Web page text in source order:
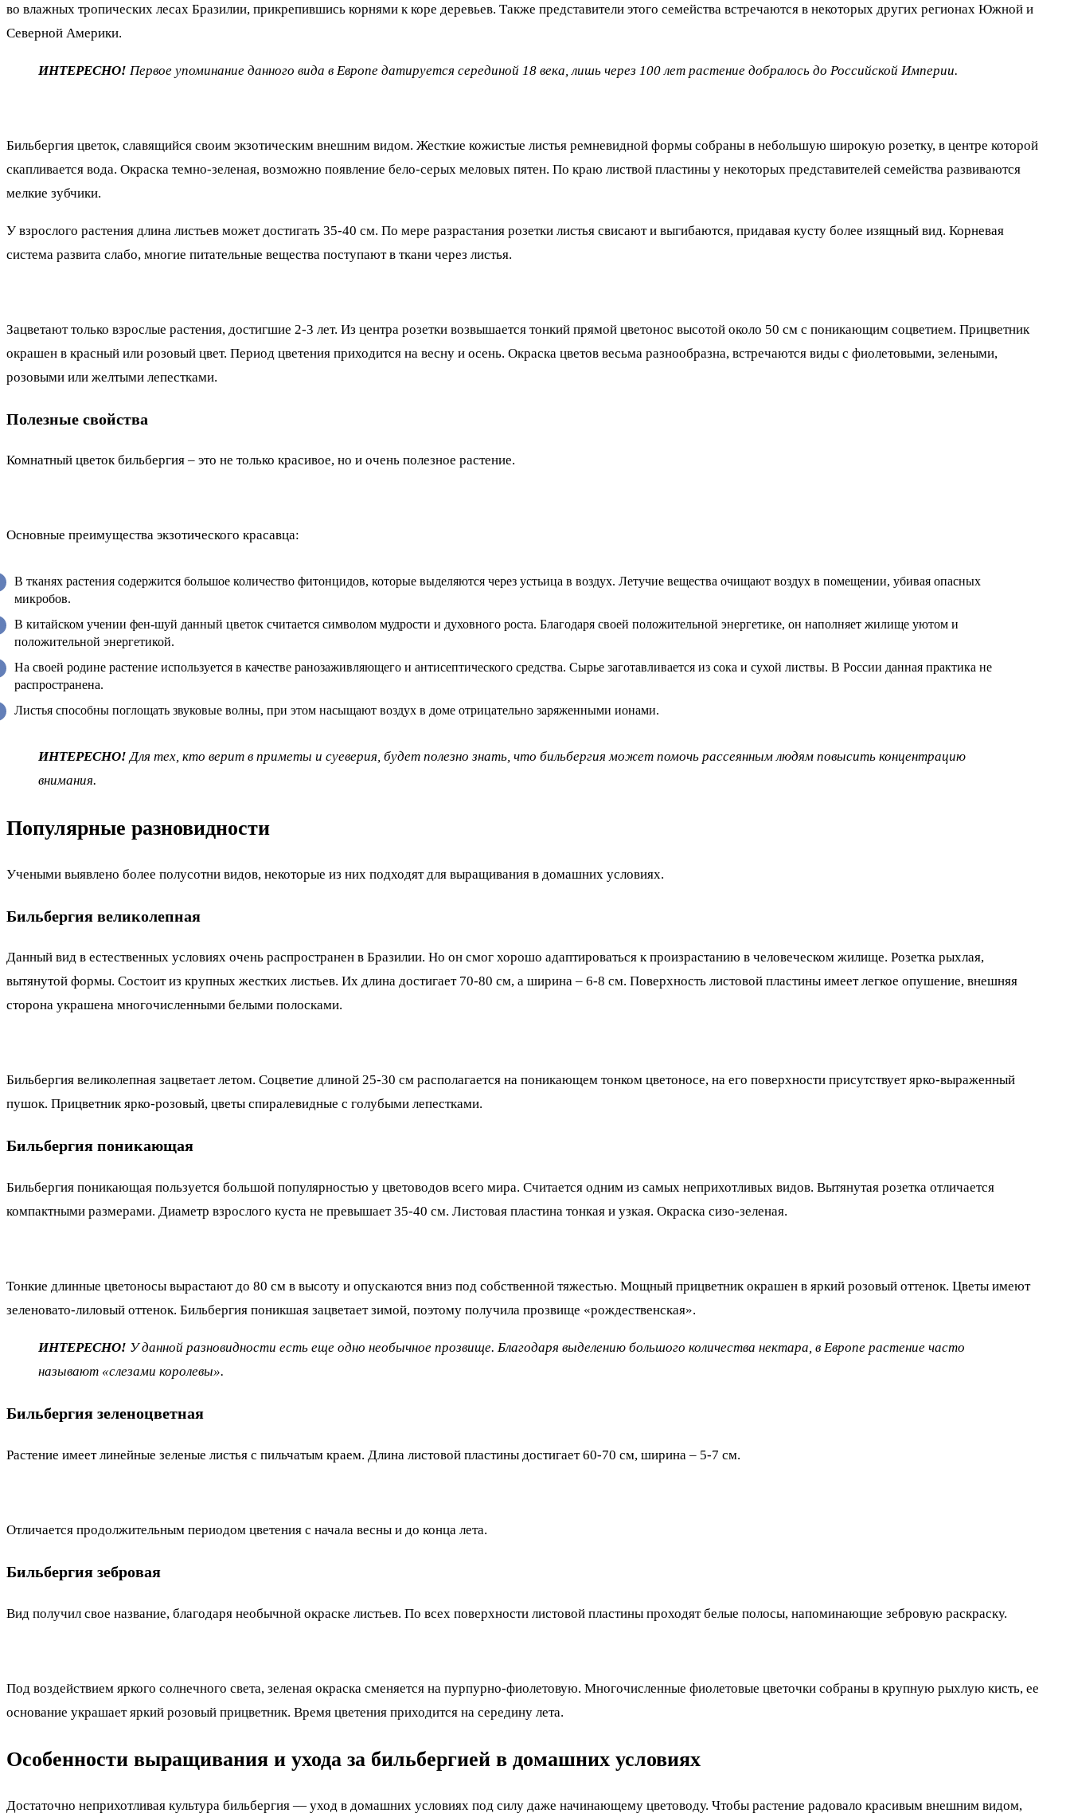
во влажных тропических лесах Бразилии, прикрепившись корнями к коре деревьев. Также представители этого семейства встречаются в некоторых других регионах Южной и
Северной Америки.
ИНТЕРЕСНО! Первое упоминание данного вида в Европе датируется серединой 18 века, лишь через 100 лет растение добралось до Российской Империи.
Бильбергия цветок, славящийся своим экзотическим внешним видом. Жесткие кожистые листья ремневидной формы собраны в небольшую широкую розетку, в центре которой
скапливается вода. Окраска темно-зеленая, возможно появление бело-серых меловых пятен. По краю листвой пластины у некоторых представителей семейства развиваются
мелкие зубчики.
У взрослого растения длина листьев может достигать 35-40 см. По мере разрастания розетки листья свисают и выгибаются, придавая кусту более изящный вид. Корневая
система развита слабо, многие питательные вещества поступают в ткани через листья.
Зацветают только взрослые растения, достигшие 2-3 лет. Из центра розетки возвышается тонкий прямой цветонос высотой около 50 см с поникающим соцветием. Прицветник
окрашен в красный или розовый цвет. Период цветения приходится на весну и осень. Окраска цветов весьма разнообразна, встречаются виды с фиолетовыми, зелеными,
розовыми или желтыми лепестками.
Полезные свойства
Комнатный цветок бильбергия – это не только красивое, но и очень полезное растение.
Основные преимущества экзотического красавца:
В тканях растения содержится большое количество фитонцидов, которые выделяются через устьица в воздух. Летучие вещества очищают воздух в помещении, убивая опасных
микробов.
В китайском учении фен-шуй данный цветок считается символом мудрости и духовного роста. Благодаря своей положительной энергетике, он наполняет жилище уютом и
положительной энергетикой.
На своей родине растение используется в качестве ранозаживляющего и антисептического средства. Сырье заготавливается из сока и сухой листвы. В России данная практика не
распространена.
Листья способны поглощать звуковые волны, при этом насыщают воздух в доме отрицательно заряженными ионами.
ИНТЕРЕСНО! Для тех, кто верит в приметы и суеверия, будет полезно знать, что бильбергия может помочь рассеянным людям повысить концентрацию
внимания.
Популярные разновидности
Учеными выявлено более полусотни видов, некоторые из них подходят для выращивания в домашних условиях.
Бильбергия великолепная
Данный вид в естественных условиях очень распространен в Бразилии. Но он смог хорошо адаптироваться к произрастанию в человеческом жилище. Розетка рыхлая,
вытянутой формы. Состоит из крупных жестких листьев. Их длина достигает 70-80 см, а ширина – 6-8 см. Поверхность листовой пластины имеет легкое опушение, внешняя
сторона украшена многочисленными белыми полосками.
Бильбергия великолепная зацветает летом. Соцветие длиной 25-30 см располагается на поникающем тонком цветоносе, на его поверхности присутствует ярко-выраженный
пушок. Прицветник ярко-розовый, цветы спиралевидные с голубыми лепестками.
Бильбергия поникающая
Бильбергия поникающая пользуется большой популярностью у цветоводов всего мира. Считается одним из самых неприхотливых видов. Вытянутая розетка отличается
компактными размерами. Диаметр взрослого куста не превышает 35-40 см. Листовая пластина тонкая и узкая. Окраска сизо-зеленая.
Тонкие длинные цветоносы вырастают до 80 см в высоту и опускаются вниз под собственной тяжестью. Мощный прицветник окрашен в яркий розовый оттенок. Цветы имеют
зеленовато-лиловый оттенок. Бильбергия поникшая зацветает зимой, поэтому получила прозвище «рождественская».
ИНТЕРЕСНО! У данной разновидности есть еще одно необычное прозвище. Благодаря выделению большого количества нектара, в Европе растение часто
называют «слезами королевы».
Бильбергия зеленоцветная
Растение имеет линейные зеленые листья с пильчатым краем. Длина листовой пластины достигает 60-70 см, ширина – 5-7 см.
Отличается продолжительным периодом цветения с начала весны и до конца лета.
Бильбергия зебровая
Вид получил свое название, благодаря необычной окраске листьев. По всех поверхности листовой пластины проходят белые полосы, напоминающие зебровую раскраску.
Под воздействием яркого солнечного света, зеленая окраска сменяется на пурпурно-фиолетовую. Многочисленные фиолетовые цветочки собраны в крупную рыхлую кисть, ее
основание украшает яркий розовый прицветник. Время цветения приходится на середину лета.
Особенности выращивания и ухода за бильбергией в домашних условиях
Достаточно неприхотливая культура бильбергия — уход в домашних условиях под силу даже начинающему цветоводу. Чтобы растение радовало красивым внешним видом,